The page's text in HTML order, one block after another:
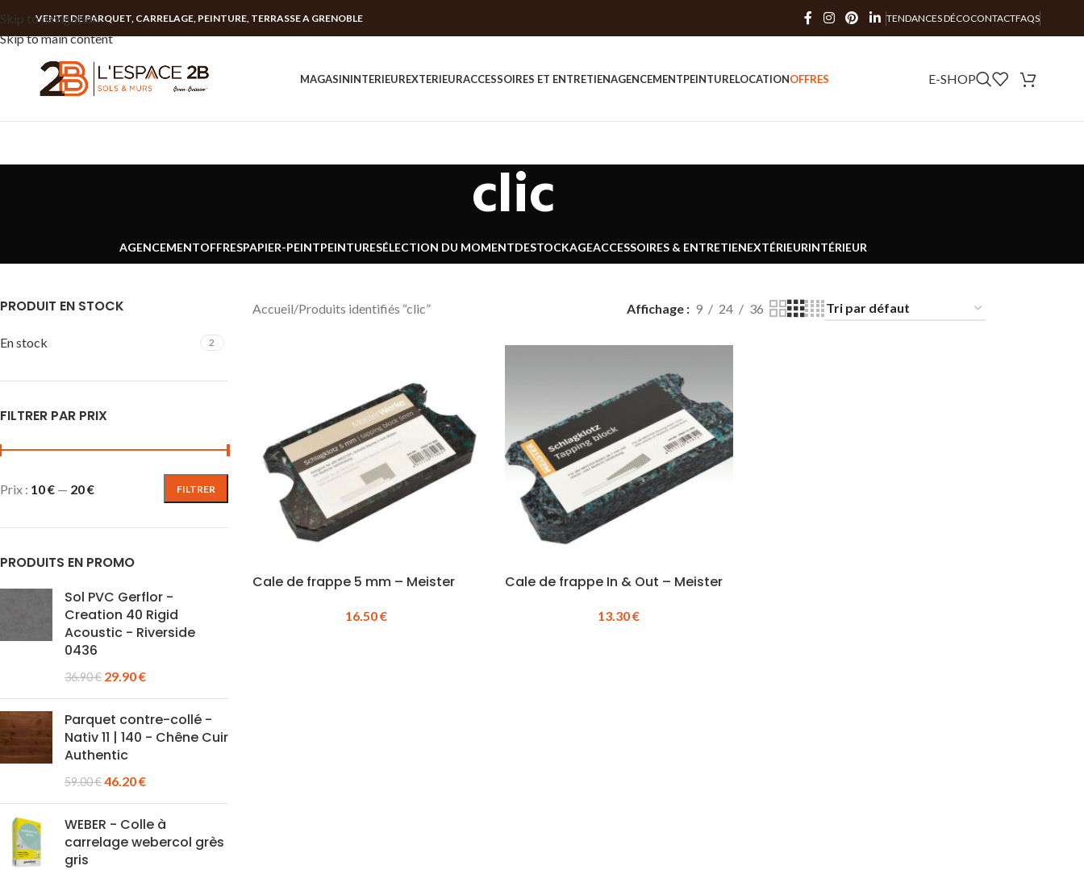
Skip to navigation
Skip to main content
VENTE DE PARQUET, CARRELAGE, PEINTURE, TERRASSE A GRENOBLE TENDANCES DÉCOCONTACTFAQS
MAGASININTERIEUREXTERIEURACCESSOIRES ET ENTRETIENAGENCEMENTPEINTURELOCATIONOFFRES E-SHOP
clic
AGENCEMENTOFFRESPAPIER-PEINTPEINTURESÉLECTION DU MOMENTDESTOCKAGEACCESSOIRES & ENTRETIENEXTÉRIEURINTÉRIEUR
PRODUIT EN STOCK
En stock 2
FILTRER PAR PRIX
FILTRER
Prix : 10 € — 20 €
PRODUITS EN PROMO
Sol PVC Gerflor -
Creation 40 Rigid
Acoustic - Riverside
0436
36.90€ 29.90€
Parquet contre-collé -
Nativ 11 | 140 - Chêne Cuir
Authentic
59.00€46.20€
WEBER - Colle à
carrelage webercol grès
gris
Accueil Produits identifiés “clic” Affichage 9 24 36
Cale de frappe 5 mm – Meister
16.50€
Cale de frappe In & Out – Meister
13.30€